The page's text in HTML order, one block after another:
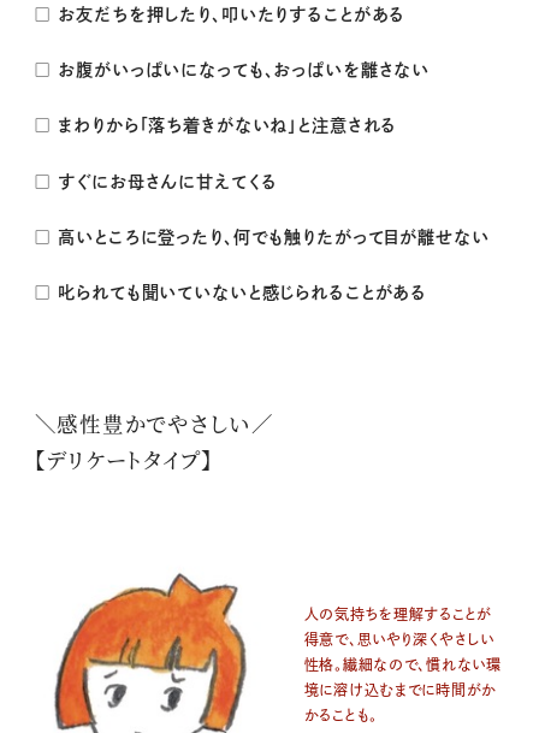
□ お友だちを押したり、叩いたりすることがある
□ お腹がいっぱいになっても、おっぱいを離さない
□ まわりから「落ち着きがないね」と注意される
□ すぐにお母さんに甘えてくる
□ 高いところに登ったり、何でも触りたがって目が離せない
□ 叱られても聞いていないと感じられることがある
＼感性豊かでやさしい／
【デリケートタイプ】
人の気持ちを理解することが
得意で、思いやり深くやさしい
性格。繊細なので、慣れない環
境に溶け込むまでに時間がか
かることも。